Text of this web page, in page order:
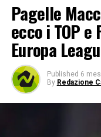
Pagelle
ecco i TOP e
Europa
Published 6
By Redazione